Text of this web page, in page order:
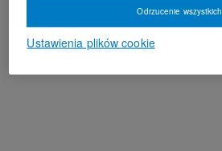
Ustawienia plików cookie
Odrzucenie wszystkich